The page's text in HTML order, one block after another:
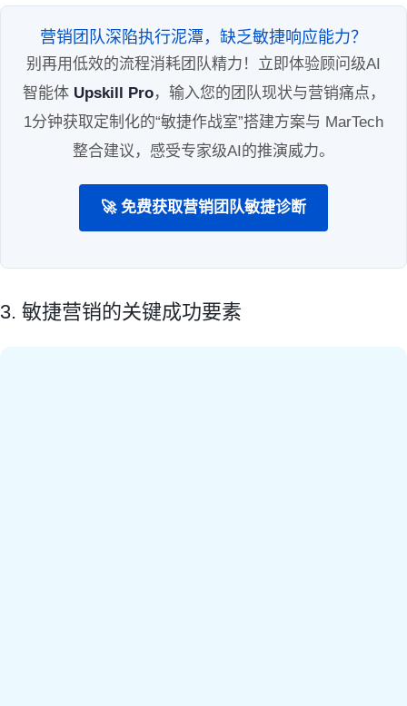
营销团队深陷执行泥潭，缺乏敏捷响应能力？
别再用低效的流程消耗团队精力！立即体验顾问级AI
智能体 Upskill Pro，输入您的团队现状与营销痛点，
1分钟获取定制化的“敏捷作战室”搭建方案与 MarTech
整合建议，感受专家级AI的推演威力。
🚀 免费获取营销团队敏捷诊断
3. 敏捷营销的关键成功要素